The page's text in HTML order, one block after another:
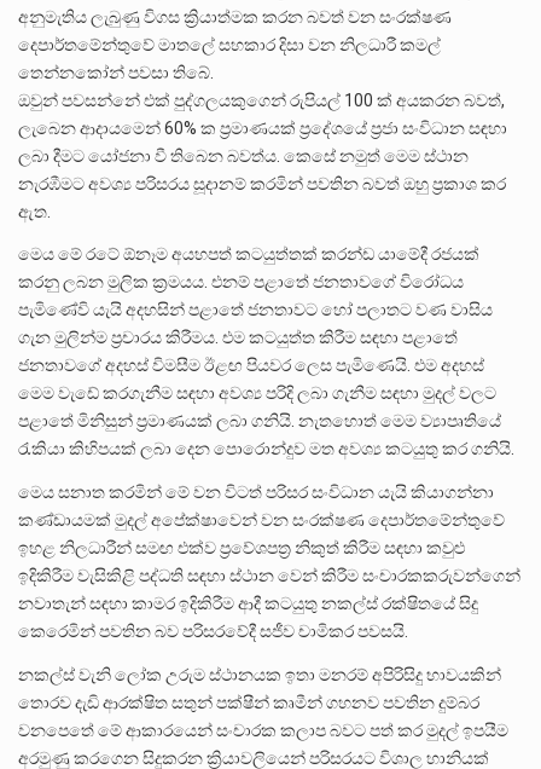
අනුමැතිය ලැබුණු විගස ක්‍රියාත්මක කරන බවත් වන සංරක්ෂණ
දෙපාර්තමේන්තුවේ මාතලේ සහකාර දිසා වන නිලධාරී කමල්
තෙන්නකෝන් පවසා තිබේ.
ඔවුන් පවසන්නේ එක් පුද්ගලයකුගෙන් රුපියල් 100 ක් අයකරන බවත්,
ලැබෙන ආදායමෙන් 60% ක ප්‍රමාණයක් ප්‍රදේශයේ ප්‍රජා සංවිධාන සඳහා
ලබා දීමට යෝජනා වී තිබෙන බවත්ය. කෙසේ නමුත් මෙම ස්ථාන
නැරඹීමට අවශ්‍ය පරිසරය සූදානම් කරමින් පවතින බවත් ඔහු ප්‍රකාශ කර
ඇත.
මෙය මේ රටේ ඕනෑම අයහපත් කටයුත්තක් කරන්ඩ යාමේදී රජයක්
කරනු ලබන මුලික ක්‍රමයය. එනම් පළාතේ ජනතාවගේ විරෝධය
පැමිණේවි යැයි අදහසින් පළාතේ ජනතාවට හෝ පලාතට වණ වාසිය
ගැන මුලින්ම ප්‍රචාරය කිරීමය. එම කටයුත්ත කිරීම සඳහා පළාතේ
ජනතාවගේ අදහස් විමසීම ඊළඟ පියවර ලෙස පැමිණෙයි. එම අදහස්
මෙම වැඩේ කරගැනීම සඳහා අවශ්‍ය පරිදි ලබා ගැනීම සඳහා මුදල් වලට
පළාතේ මිනිසුන් ප්‍රමාණයක් ලබා ගනියි. නැතහොත් මෙම ව්‍යාපෘතියේ
රැකියා කිහිපයක් ලබා දෙන පොරොන්දුව මත අවශ්‍ය කටයුතු කර ගනියි.
මෙය සනාත කරමින් මේ වන විටත් පරිසර සංවිධාන යැයි කියාගන්නා
කණ්ඩායමක් මුදල් අපේක්ෂාවෙන් වන සංරක්ෂණ දෙපාර්තමේන්තුවේ
ඉහළ නිලධාරීන් සමඟ එක්ව ප්‍රවේශපත්‍ර නිකුත් කිරීම සඳහා කවුළු
ඉදිකිරීම වැසිකිළි පද්ධති සඳහා ස්ථාන වෙන් කිරීම සංචාරකකරුවන්ගෙන්
නවාතැන් සඳහා කාමර ඉදිකිරීම ආදී කටයුතු නකල්ස් රක්ෂිතයේ සිදු
කෙරෙමින් පවතින බව පරිසරවේදී සජීව චාමිකර පවසයි.
නකල්ස් වැනි ලෝක උරුම ස්ථානයක ඉතා මනරම් අපිරිසිදු භාවයකින්
තොරව දැඩි ආරක්ෂිත සතුන් පක්ෂීන් කෘමීන් ගහනව පවතින දුම්බර
වනපෙතේ මේ ආකාරයෙන් සංචාරක කලාප බවට පත් කර මුදල් ඉපයීම
අරමුණු කරගෙන සිදුකරන ක්‍රියාවලියෙන් පරිසරයට විශාල හානියක්